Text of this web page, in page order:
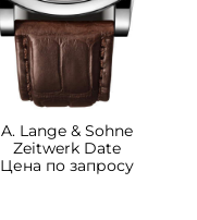
A. Lange & Sohne
Zeitwerk Date
Цена по запросу